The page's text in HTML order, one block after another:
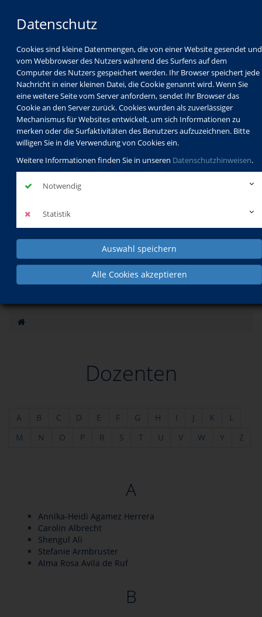
Datenschutz
Cookies sind kleine Datenmengen, die von einer Website gesendet und
vom Webbrowser des Nutzers während des Surfens auf dem
Computer des Nutzers gespeichert werden. Ihr Browser speichert jede
Nachricht in einer kleinen Datei, die Cookie genannt wird. Wenn Sie
eine weitere Seite vom Server anfordern, sendet Ihr Browser das
Cookie an den Server zurück. Cookies wurden als zuverlässiger
Mechanismus für Websites entwickelt, um sich Informationen zu
merken oder die Surfaktivitäten des Benutzers aufzuzeichnen. Bitte
willigen Sie in die Verwendung von Cookies ein.
Weitere Informationen finden Sie in unseren Datenschutzhinweisen.
Notwendig
Statistik
Auswahl speichern
Alle Cookies akzeptieren
Programm
Schulabschlüsse
Schulkindbetreuung
Service
Dozenten
A B C D E F G H I J K
L
M
N O P R S T U V W Y Z
A
Annika-Heidi Agamez Herrera
Carolin Albrecht
Shengul Ali
Stefanie Armbruster
Alma Rosa Avila de Ruf
B